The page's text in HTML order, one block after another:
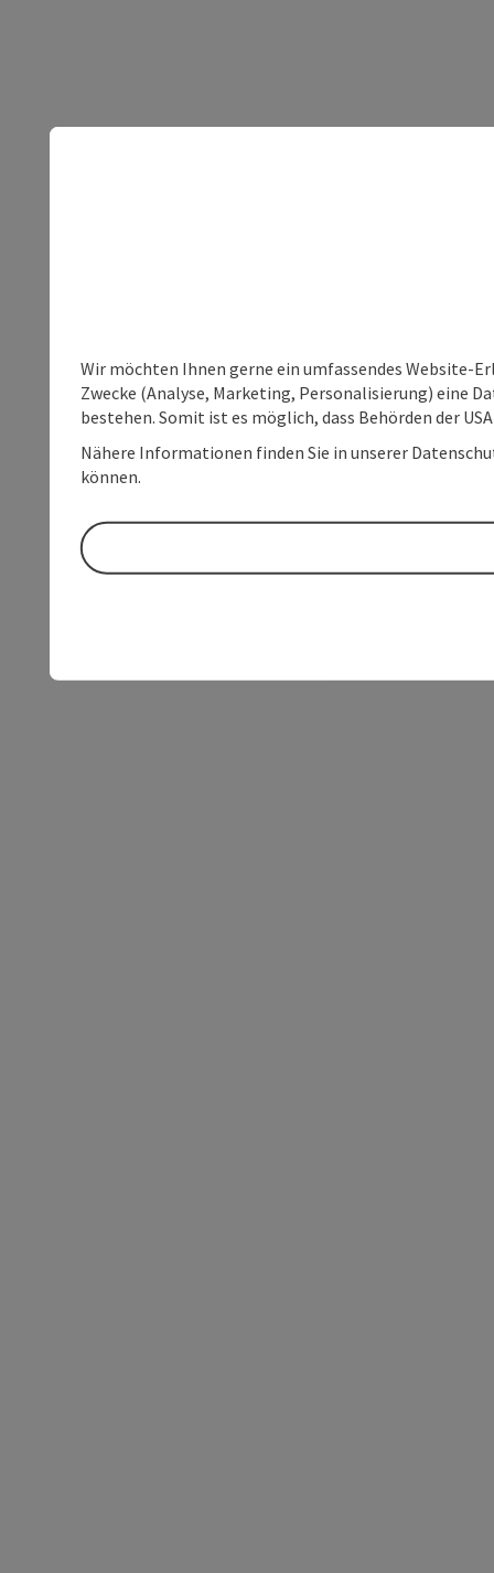
Wir möchten Ihnen gerne ein umfassendes Website-
Zwecke (Analyse, Marketing, Personalisierung) eine
bestehen. Somit ist es möglich, dass Behörden der
Nähere Informationen finden Sie in unserer
können.